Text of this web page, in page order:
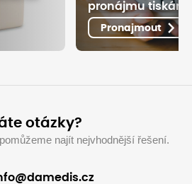
pronájmu
Pronajmout
otázky?
najít nejvhodnější řešení.